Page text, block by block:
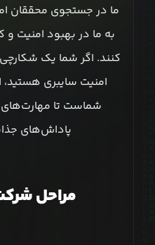
ما در جستجوی محققان
به ما در بهبود امنیت
کنند. اگر شما یک
امنیت سایبری
شماست تا مهارت‌های
پاداش‌های
مراحل